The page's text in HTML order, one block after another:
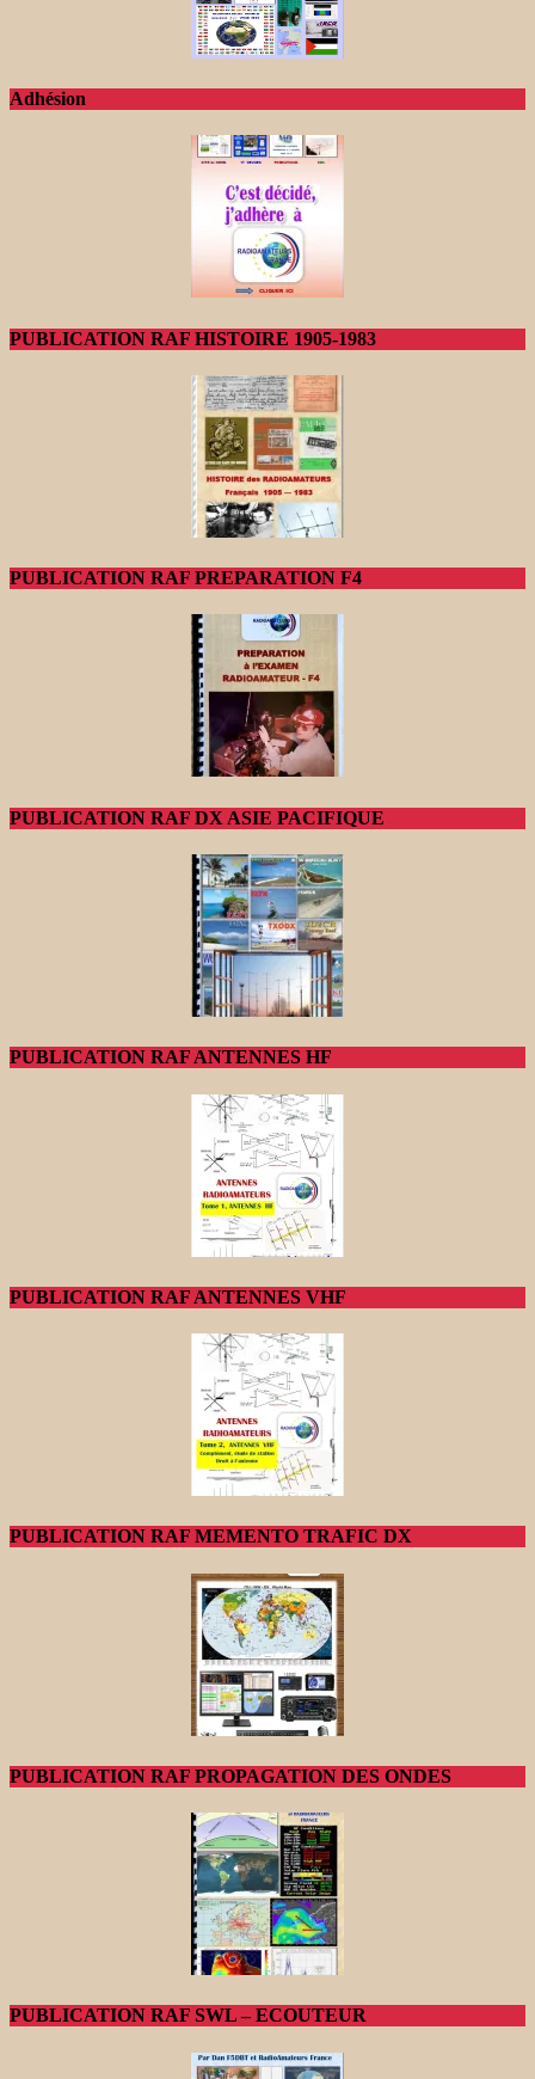
Adhésion
PUBLICATION RAF HISTOIRE 1905-1983
PUBLICATION RAF PREPARATION F4
PUBLICATION RAF DX ASIE PACIFIQUE
PUBLICATION RAF ANTENNES HF
PUBLICATION RAF ANTENNES VHF
PUBLICATION RAF MEMENTO TRAFIC DX
PUBLICATION RAF PROPAGATION DES ONDES
PUBLICATION RAF SWL – ECOUTEUR